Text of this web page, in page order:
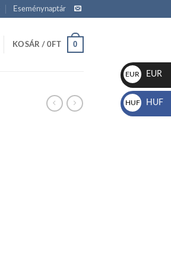
Eseménynaptár
KOSÁR /0FT 0
EUR
€
EUR
HUF
Ft
HUF